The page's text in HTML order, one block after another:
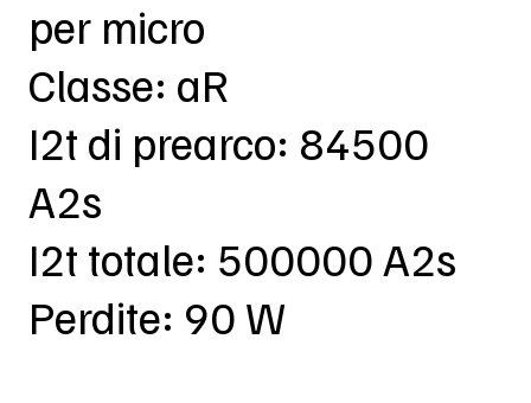
per micro
Classe: aR
I2t di prearco: 84500
A2s
I2t totale: 500000 A2s
Perdite: 90 W